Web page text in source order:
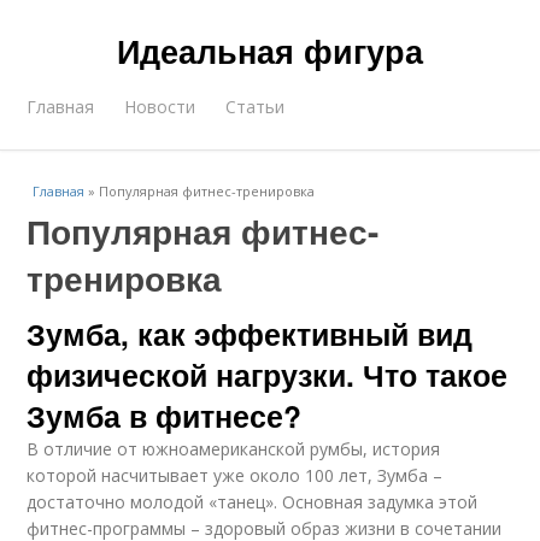
Идеальная фигура
Главная Новости Статьи
Главная » Популярная фитнес-тренировка
Популярная фитнес-
тренировка
Зумба, как эффективный вид
физической нагрузки. Что такое
Зумба в фитнесе?
В отличие от южноамериканской румбы, история
которой насчитывает уже около 100 лет, Зумба –
достаточно молодой «танец». Основная задумка этой
фитнес-программы – здоровый образ жизни в сочетании